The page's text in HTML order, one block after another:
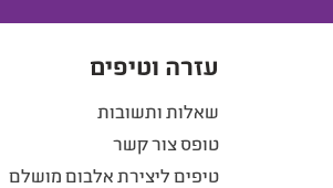
עזרה וטיפים
שאלות ותשובות
טופס צור קשר
טיפים ליצירת אלבום מושלם